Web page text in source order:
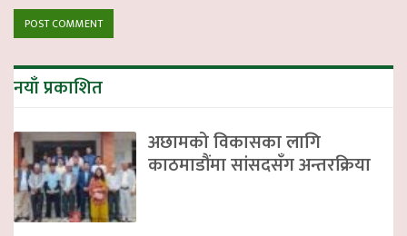
नयाँ प्रकाशित
अछामको विकासका लागि
काठमाडौंमा सांसदसँग अन्तरक्रिया